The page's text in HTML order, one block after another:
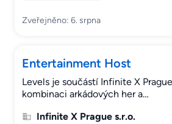
Zveřejněno: 6. srpna
Entertainment Host
Levels je součástí Infinite X
kombinaci arkádových her a…
Infinite X Prague s.r.o.